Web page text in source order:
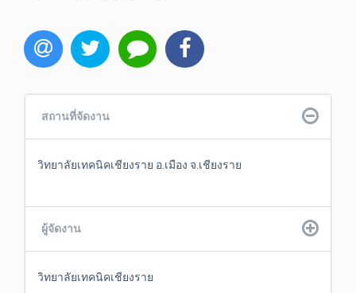
สถานที่จัดงาน
วิทยาลัยเทคนิคเชียงราย อ.เมือง จ.เชียงราย
ผู้จัดงาน
วิทยาลัยเทคนิคเชียงราย